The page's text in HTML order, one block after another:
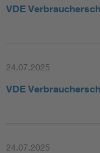
VDE
24.07.2025
VDE
24.07.2025